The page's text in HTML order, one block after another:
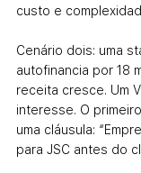
custo e
Cenário dois: uma
autofinancia por 18
receita cresce. Um
interesse. O
uma cláusula:
para JSC antes do